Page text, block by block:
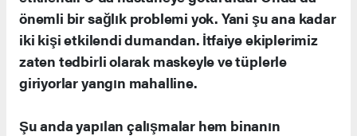
önemli bir sağlık problemi yok. Yani şu ana kadar
iki kişi etkilendi dumandan. İtfaiye ekiplerimiz
zaten tedbirli olarak maskeyle ve tüplerle
giriyorlar yangın mahalline.
Şu anda yapılan çalışmalar hem binanın